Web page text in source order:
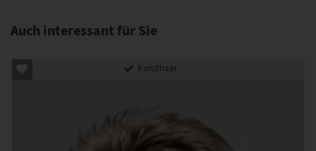
Auch interessant für Sie
Kunsthaar